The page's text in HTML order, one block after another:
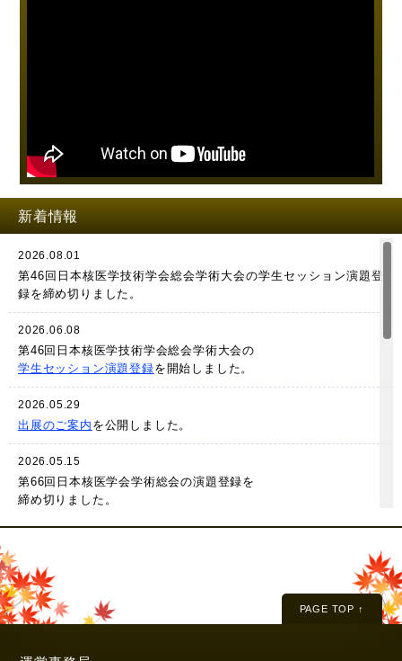
新着情報
2026.08.01
第46回日本核医学技術学会総会学術大会の学生セッション演題登
録を締め切りました。
2026.06.08
第46回日本核医学技術学会総会学術大会の
学生セッション演題登録を開始しました。
2026.05.29
出展のご案内 を公開しました。
2026.05.15
第66回日本核医学会学術総会の演題登録を
締め切りました。
2026.05.07
第66回日本核医学会学術総会の
5月14日(木)まで延長しました。
第46回日本核医学技術学会総会学術大会の演題登録
PAGE TOP ↑